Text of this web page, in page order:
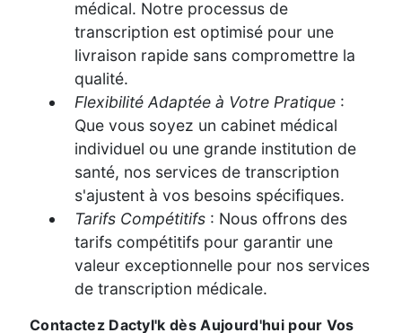
médical. Notre processus de
transcription est optimisé pour une
livraison rapide sans compromettre la
qualité.
Flexibilité Adaptée à Votre Pratique :
Que vous soyez un cabinet médical
individuel ou une grande institution de
santé, nos services de transcription
s'ajustent à vos besoins spécifiques.
Tarifs Compétitifs : Nous offrons des
tarifs compétitifs pour garantir une
valeur exceptionnelle pour nos services
de transcription médicale.
Contactez Dactyl'k dès Aujourd'hui pour Vos